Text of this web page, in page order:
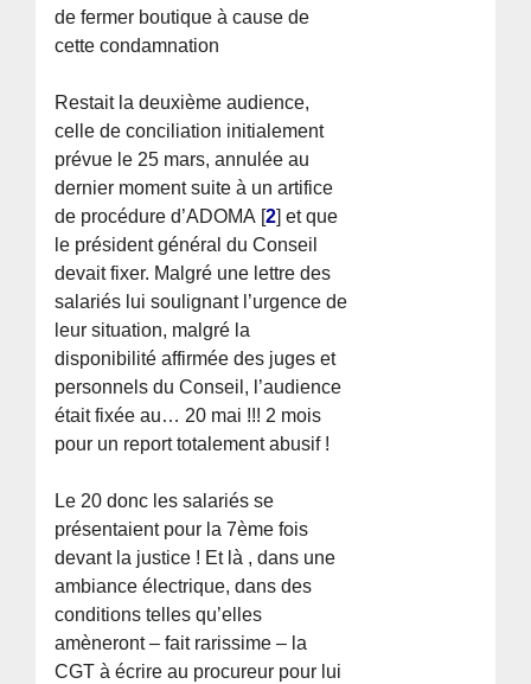
de fermer boutique à cause de
cette condamnation
Restait la deuxième audience,
celle de conciliation initialement
prévue le 25 mars, annulée au
dernier moment suite à un artifice
de procédure d’ADOMA [2] et que
le président général du Conseil
devait fixer. Malgré une lettre des
salariés lui soulignant l’urgence de
leur situation, malgré la
disponibilité affirmée des juges et
personnels du Conseil, l’audience
était fixée au… 20 mai !!! 2 mois
pour un report totalement abusif !
Le 20 donc les salariés se
présentaient pour la 7ème fois
devant la justice ! Et là , dans une
ambiance électrique, dans des
conditions telles qu’elles
amèneront – fait rarissime – la
CGT à écrire au procureur pour lui